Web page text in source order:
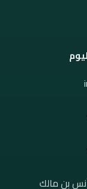
بن مالك